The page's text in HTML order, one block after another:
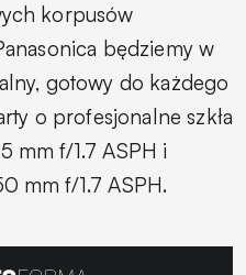
korpusów
będziemy w
gotowy do każdego
o profesjonalne szkła
mm f/1.7 ASPH i
mm f/1.7 ASPH.